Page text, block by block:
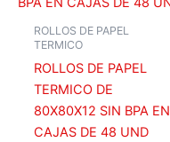
ROLLOS DE PAPEL
TERMICO
ROLLOS DE PAPEL
TERMICO DE
80X80X12 SIN BPA EN
CAJAS DE 48 UND